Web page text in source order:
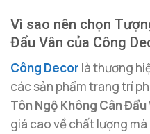
Vì sao nên chọn
Đẩu Vân của Công
Công Decor là thương
các sản phẩm trang trí
Tôn Ngộ Không Cân Đẩu
giá cao về chất lượng